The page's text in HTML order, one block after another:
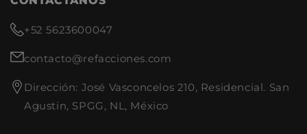
Productos de alta calidad y
Amplia gama de refacciones
motorizaciones.
Atención al cliente
+52 5623600047
contacto@refacciones.com
Dirección: José Vasconcelos 210, Residencial. San
Agustin, SPGG, NL, México